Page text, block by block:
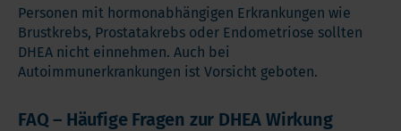
Personen mit hormonabhängigen Erkrankungen wie
Brustkrebs, Prostatakrebs oder Endometriose sollten
DHEA nicht einnehmen. Auch bei
Autoimmunerkrankungen ist Vorsicht geboten.
FAQ – Häufige Fragen zur DHEA Wirkung